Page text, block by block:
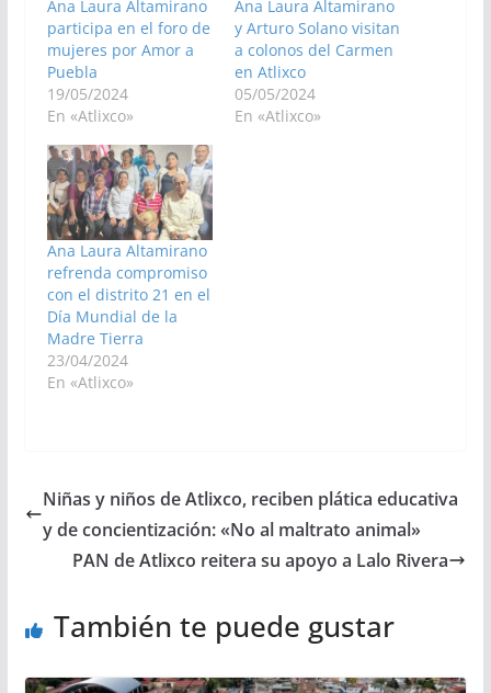
Ana Laura Altamirano
participa en el foro de
mujeres por Amor a
Puebla
19/05/2024
En «Atlixco»
Ana Laura Altamirano
y Arturo Solano visitan
a colonos del Carmen
en Atlixco
05/05/2024
En «Atlixco»
Ana Laura Altamirano
refrenda compromiso
con el distrito 21 en el
Día Mundial de la
Madre Tierra
23/04/2024
En «Atlixco»
Niñas y niños de Atlixco, reciben plática educativa
y de concientización: «No al maltrato animal»
PAN de Atlixco reitera su apoyo a Lalo Rivera
También te puede gustar